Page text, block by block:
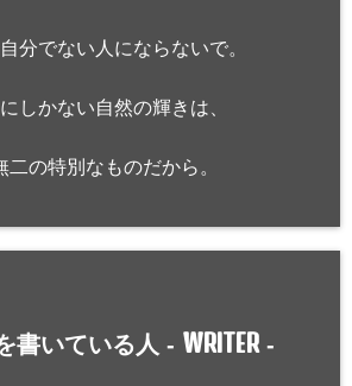
分でない人にならないで。
しかない自然の輝きは、
二の特別なものだから。
書いている人 - WRITER-